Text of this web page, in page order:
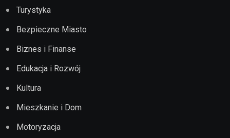
Turystyka
Bezpieczne Miasto
Biznes i Finanse
Edukacja i Rozwój
Kultura
Mieszkanie i Dom
Motoryzacja